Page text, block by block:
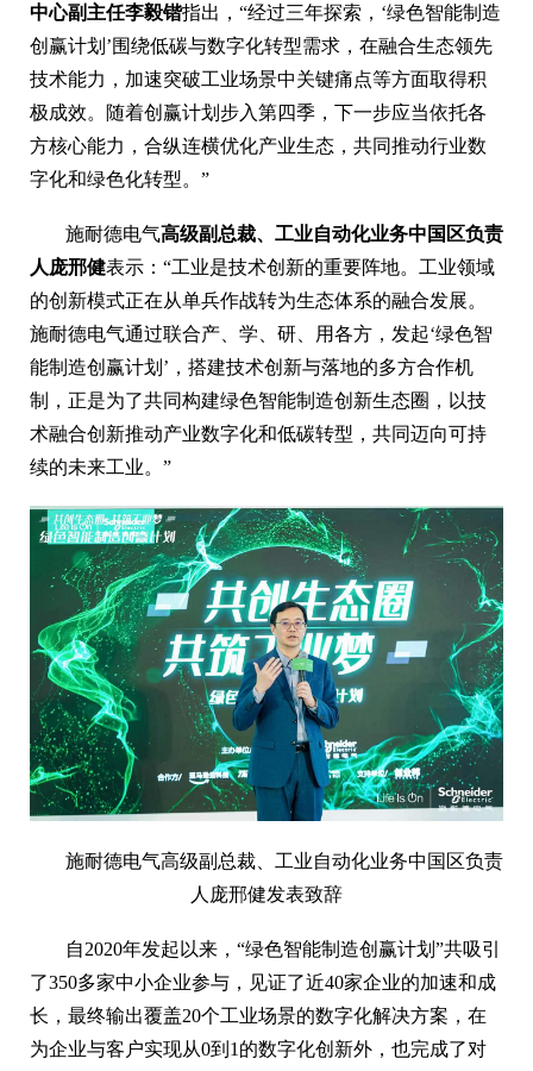
中心副主任李毅锴指出，“经过三年探索，‘绿色智能制造
创赢计划’围绕低碳与数字化转型需求，在融合生态领先
技术能力，加速突破工业场景中关键痛点等方面取得积
极成效。随着创赢计划步入第四季，下一步应当依托各
方核心能力，合纵连横优化产业生态，共同推动行业数
字化和绿色化转型。”
施耐德电气高级副总裁、工业自动化业务中国区负责
人庞邢健表示：“工业是技术创新的重要阵地。工业领域
的创新模式正在从单兵作战转为生态体系的融合发展。
施耐德电气通过联合产、学、研、用各方，发起‘绿色智
能制造创赢计划’，搭建技术创新与落地的多方合作机
制，正是为了共同构建绿色智能制造创新生态圈，以技
术融合创新推动产业数字化和低碳转型，共同迈向可持
续的未来工业。”
施耐德电气高级副总裁、工业自动化业务中国区负责
人庞邢健发表致辞
自2020年发起以来，“绿色智能制造创赢计划”共吸引
了350多家中小企业参与，见证了近40家企业的加速和成
长，最终输出覆盖20个工业场景的数字化解决方案，在
为企业与客户实现从0到1的数字化创新外，也完成了对